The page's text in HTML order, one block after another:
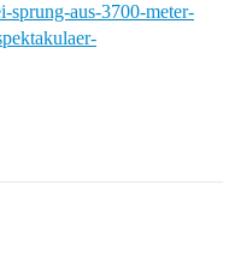
sprung-aus-3700-meter-